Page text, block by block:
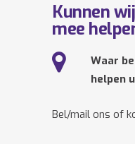
Kunnen
mee
Waar
helpen
Bel/mail ons of